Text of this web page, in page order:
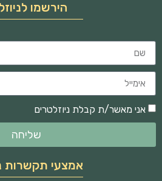
הירשמו
אני מאשר/ת קבלת ניוזלטרים
שליחה
אמצעי תקשרות